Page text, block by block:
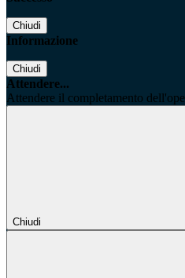
Chiudi
Informazione
Chiudi
Attendere...
Attendere il completamento
Chiudi